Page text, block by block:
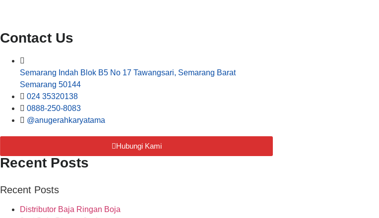
Contact Us
Semarang Indah Blok B5 No 17 Tawangsari, Semarang Barat
Semarang 50144
024 35320138
0888-250-8083
@anugerahkaryatama
Hubungi Kami
Recent Posts
Recent Posts
Distributor Baja Ringan Boja